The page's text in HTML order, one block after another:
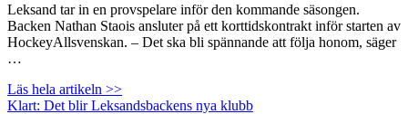
Leksand tar in en provspelare inför den kommande säsongen.
Backen Nathan Staois ansluter på ett korttidskontrakt inför starten av
HockeyAllsvenskan. – Det ska bli spännande att följa honom, säger
…
Läs hela artikeln >>
Klart: Det blir Leksandsbackens nya klubb